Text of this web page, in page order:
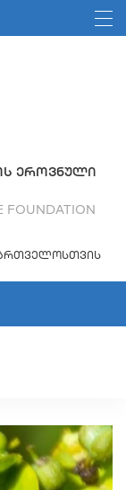
ᲔᲠᲝᲕᲜᲣᲚᲘ
FOUNDATION